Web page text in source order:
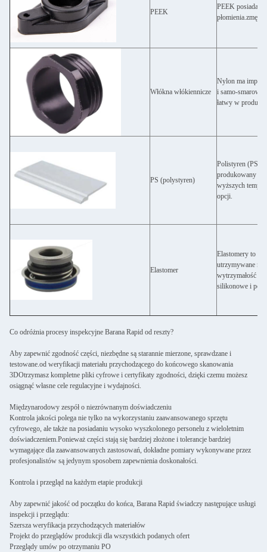
PEEK
PEEK posiada
Włókna włókiennicze
Nylon ma
i samo-
łatwy w
PS (polystyren)
Polistyren (PS)
produkowany
wyższych
opcji.
Elastomer
Elastomery to
utrzymywane
wytrzymałość
silikonowe i
Co odróżnia procesy inspekcyjne Barana Rapid od reszty?
Aby zapewnić zgodność części, niezbędne są starannie mierzone, sprawdzane i
testowane.od weryfikacji materiału przychodzącego do końcowego skanowania
3DOtrzymasz kompletne pliki cyfrowe i certyfikaty zgodności, dzięki czemu możesz
osiągnąć własne cele regulacyjne i wydajności.
Międzynarodowy zespół o niezrównanym doświadczeniu
Kontrola jakości polega nie tylko na wykorzystaniu zaawansowanego sprzętu
cyfrowego, ale także na posiadaniu wysoko wyszkolonego personelu z wieloletnim
doświadczeniem.Ponieważ części stają się bardziej złożone i tolerancje bardziej
wymagające dla zaawansowanych zastosowań, dokładne pomiary wykonywane przez
profesjonalistów są jedynym sposobem zapewnienia doskonałości.
Kontrola i przegląd na każdym etapie produkcji
Aby zapewnić jakość od początku do końca, Barana Rapid świadczy następujące usługi
inspekcji i przeglądu:
Szersza weryfikacja przychodzących materiałów
Projekt do przeglądów produkcji dla wszystkich podanych ofert
Przeglądy umów po otrzymaniu PO